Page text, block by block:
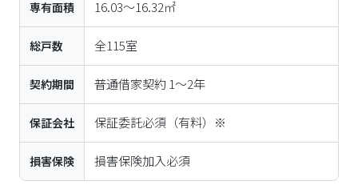
専有面積 16.03〜16.32㎡
総戸数 全115室
契約期間 普通借家契約 1～2年
保証会社 保証委託必須（有料）※
損害保険 損害保険加入必須